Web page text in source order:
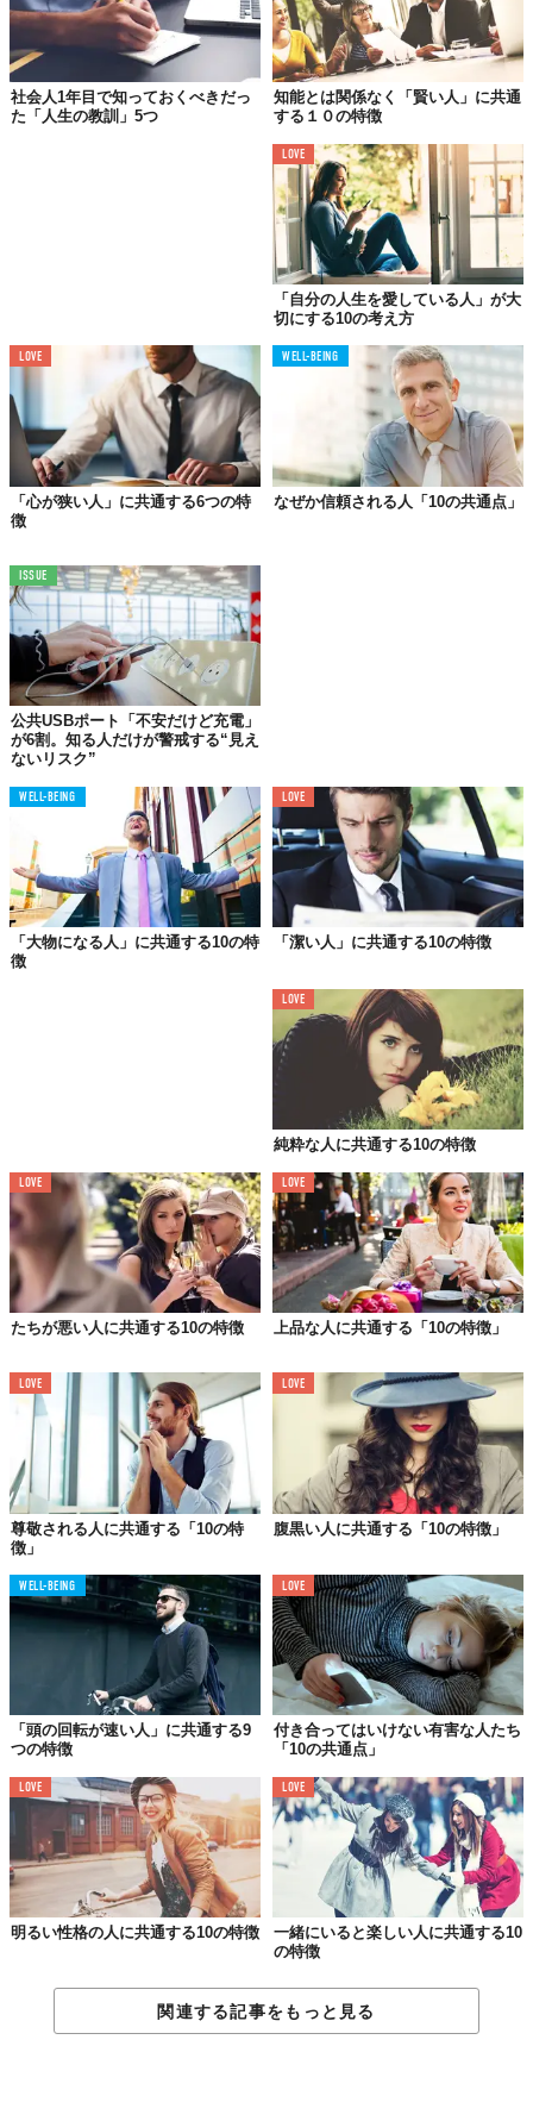
学生時代より
睡眠時間を3時間削る
大企業の幹部クラスは入社1年目からもれなえくショートスリーパ
ー。良質な睡眠さえ心がければ、あとは慣れで睡眠時間は削るこ
04.
定食メニューを決めるときでも
仮説を立てる
何事も根拠なく判断を下すと、その判断が誤りだと分かったと
き、次回に活かすことができない。ビジネスも人生も、仮説と検
証の繰り返し。急がば眞我ならぬ、急がば「仮説」だ。
05.
あえて生保レディの
話を聞いてみる
独身の20代だと生命保険の必要性をあまり感じないだろうが、試
しに一度、生保のプランを立ててもらうといい。生涯資金や人生
設計について真剣に考えるいい機械になるだろう。
06.
朝ごはんはスーツを着てから
服装は人の精神状態を左右する。起床したらまずシャワーを浴
び、スーツを着よう。すると、朝ごはんのときからテンションゲ
ージが上昇し、出社したときには集中力全開の仕事モードに！
07.
英語より日本語の勉強に
力を入れる
本当に優秀なビジネスパーソンは文章力が高い。仕事の専門知識
が拙いだけで評価は下がるのだ。正しい敬語、読みやすいメール
の書き方を身につけよう。
08.
残業中でも気持ちと
しっかりとしたきこなしをするだけで印象はまったく異なる。日
社会人1年目で知っておくべきだっ
た「人生の教訓」5つ
知能とは関係なく「賢い人」に共通
する１０の特徴
LOVE
「自分の人生を愛している人」が大
切にする10の考え方
LOVE
「心が狭い人」に共通する6つの特
徴
WELL-BEING
なぜか信頼される人「10の共通点」
ISSUE
公共USBポート「不安だけど充電」
が6割。知る人だけが警戒する“見え
ないリスク”
WELL-BEING
「大物になる人」に共通する10の特
徴
LOVE
「潔い人」に共通する10の特徴
LOVE
純粋な人に共通する10の特徴
LOVE
たちが悪い人に共通する10の特徴
LOVE
上品な人に共通する「10の特徴」
LOVE
尊敬される人に共通する「10の特
徴」
LOVE
腹黒い人に共通する「10の特徴」
WELL-BEING
「頭の回転が速い人」に共通する9
つの特徴
LOVE
付き合ってはいけない有害な人たち
「10の共通点」
LOVE
明るい性格の人に共通する10の特徴
LOVE
一緒にいると楽しい人に共通する10
の特徴
関連する記事をもっと見る